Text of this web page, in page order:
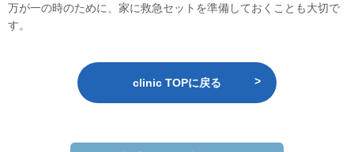
万が一の時のために、家に救急セットを準備しておくことも大切で
す。
clinic TOPに戻る